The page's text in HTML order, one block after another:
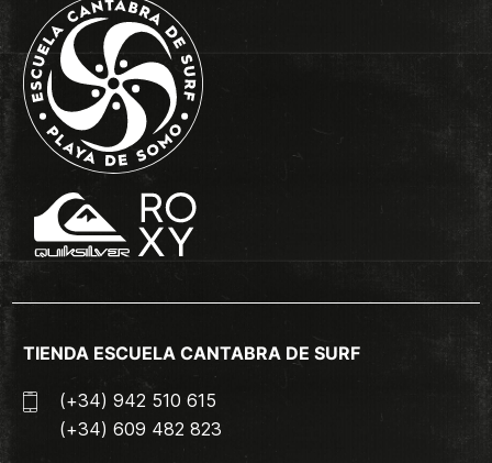
TIENDA ESCUELA CANTABRA DE SURF
(+34) 942 510 615
(+34) 609 482 823